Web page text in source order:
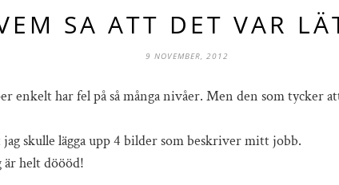
SA ATT DET VAR
9 NOVEMBER, 2012
enkelt har fel på så många nivåer. Men den som tycker
skulle lägga upp 4 bilder som beskriver mitt jobb.
är helt döööd!